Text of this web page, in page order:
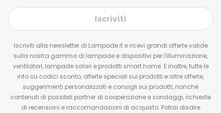
Iscriviti
Iscriviti alla newsletter di Lampade.it e ricevi grandi offerte valide
sulla nostra gamma di lampade e dispositivi per l'illuminazione,
ventilatori, lampade solari e prodotti smart home. E inoltre, tutte le
info su codici sconto, offerte speciali sui prodotti e altre offerte,
suggerimenti personalizzati e consigli sui prodotti, nonché
contenuti di possibili partner di cooperazione e sondaggi, richieste
di recensioni e raccomandazioni di acquisto. Potrai disdire